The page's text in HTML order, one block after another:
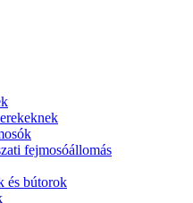
fejmosóállomás
és bútorok